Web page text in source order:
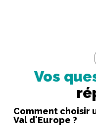
Vos
Comment choisir
Val d'Europe ?